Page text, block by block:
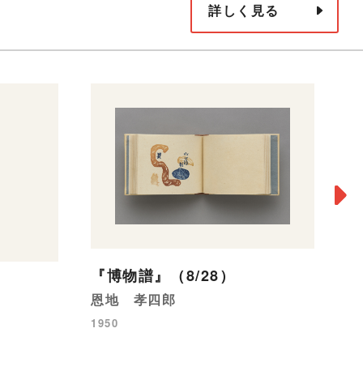
詳しく見る
『博物譜』（8/28）
恩地 孝四郎
1950